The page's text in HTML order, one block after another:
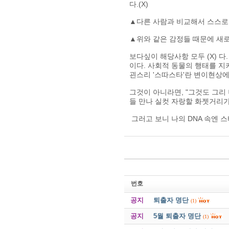
다.(X)
▲다른 사람과 비교해서 스스
▲위와 같은 감정들 때문에 새
보다싶이 해당사항 모두 (X)
이다. 사회적 동물의 행태를
괸스리 '스따스타'란 변이현상
그것이 아니라면, "그것도 그
들 만나 실컷 자랑할 화젯거리
그러고 보니 나의 DNA 속엔
번호
공지 퇴출자 명단 (1)
공지 5월 퇴출자 명단 (1)